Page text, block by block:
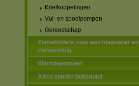
Knelkoppelingen
Vul- en spoelpompen
Gereedschap
Zonneboilers voor warmtapwater en
verwarming
Warmtepompen
Airco zonder buitenunit